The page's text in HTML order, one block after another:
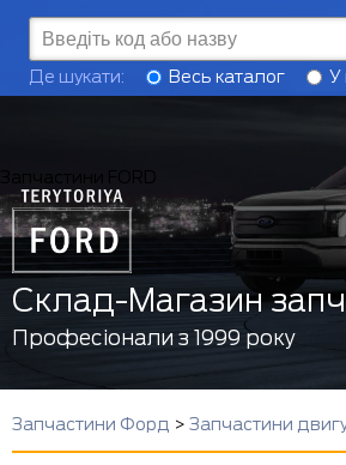
Де шукати: Весь каталог У
Склад-Магазин
Професіонали з 1999 року
Запчастини Форд > Запчастини